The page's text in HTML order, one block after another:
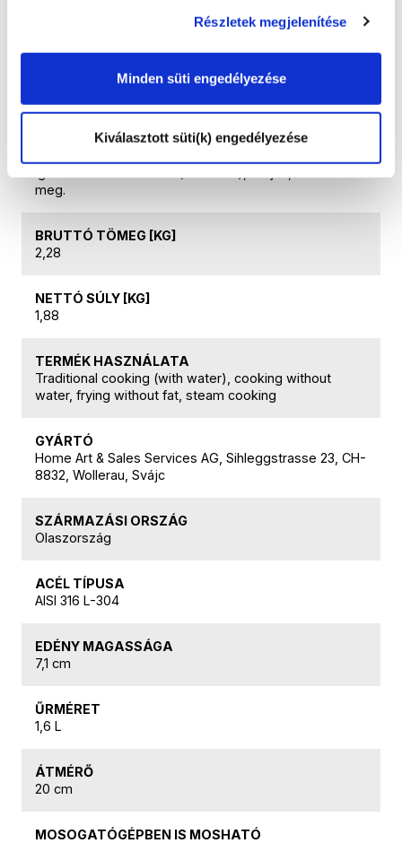
Részletek megjelenítése
Minden süti engedélyezése
Kiválasztott süti(k) engedélyezése
A műanyag alkatrészeket ne tegye ki magas
termékein található aranyozásra. Ez a jótállás nem
terjed ki: a hétköznapi használat során adódó
esztétikai változásokra (normál kopás, elszíneződés),
amelyek a termék használhatóságát nem
használatból eredő károsodásokra. A garancia
meg.
BRUTTÓ TÖMEG [KG]
2,28
NETTÓ SÚLY [KG]
1,88
TERMÉK HASZNÁLATA
Traditional cooking (with water), cooking without
water, frying without fat, steam cooking
GYÁRTÓ
Home Art & Sales Services AG, Sihleggstrasse 23, CH-
8832, Wollerau, Svájc
SZÁRMAZÁSI ORSZÁG
Olaszország
ACÉL TÍPUSA
AISI 316 L-304
EDÉNY MAGASSÁGA
7,1 cm
ŰRMÉRET
1,6 L
ÁTMÉRŐ
20 cm
MOSOGATÓGÉPBEN IS MOSHATÓ